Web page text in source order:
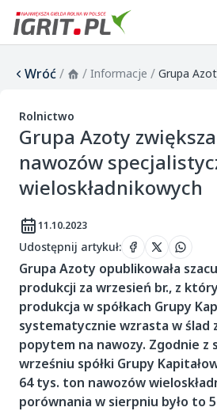
Wróć/ / Informacje /
Rolnictwo
Grupa Azoty
nawozów
wieloskładnikowych
11.10.2023
Udostępnij artykuł:
Grupa Azoty opublikowała
produkcji za wrzesień br., z
produkcja w spółkach Grupy
systematycznie wzrasta w ślad
popytem na nawozy. Zgodnie z
wrześniu spółki Grupy
64 tys. ton nawozów
porównania w sierpniu było to